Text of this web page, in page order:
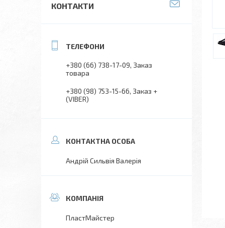
КОНТАКТИ
+380 (66) 738-17-09 Заказ
товара
+380 (98) 753-15-66 Заказ +
(VIBER)
Андрій Сильвія Валерія
ПластМайстер